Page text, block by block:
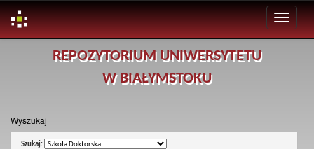
REPOZYTORIUM UNIWERSYTETU
W BIAŁYMSTOKU
Wyszukaj
Szukaj: